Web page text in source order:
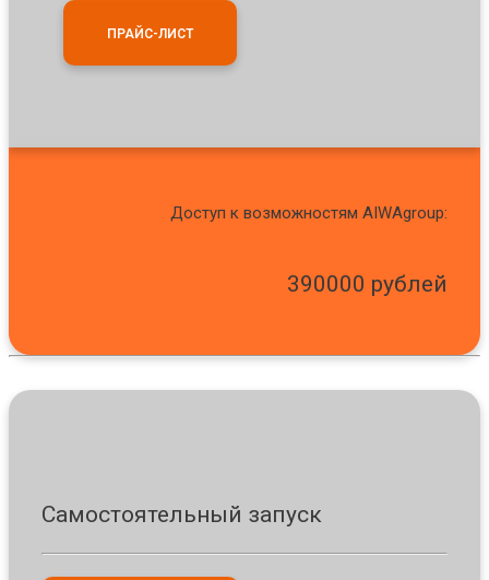
ПРАЙС-ЛИСТ
Доступ к возможностям AIWAgroup:
390000 рублей
Самостоятельный запуск